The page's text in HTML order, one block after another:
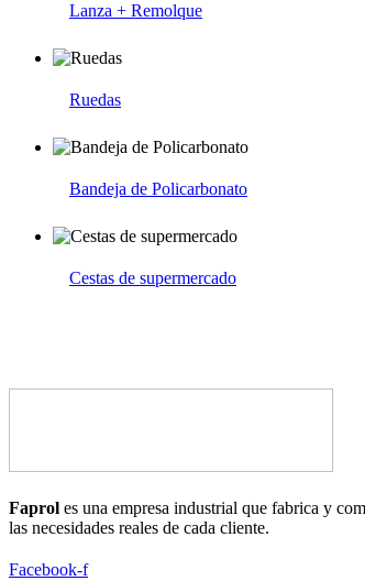
Lanza + Remolque
Ruedas
Bandeja de Policarbonato
Cestas de supermercado
Faprol es una empresa industrial que fabrica y
las necesidades reales de cada cliente.
Facebook-f